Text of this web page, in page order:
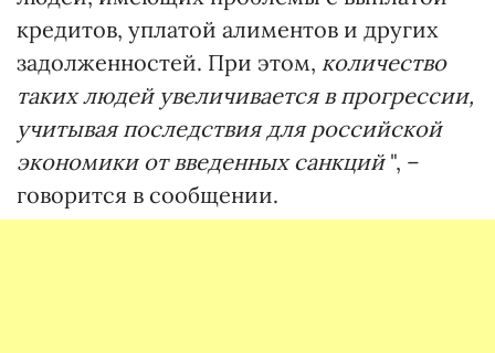
кредитов, уплатой алиментов и других
задолженностей. При этом, количество
таких людей увеличивается в прогрессии,
учитывая последствия для российской
экономики от введенных санкций", –
говорится в сообщении.